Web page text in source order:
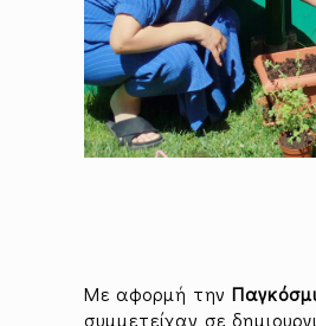
Με αφορμή την
συμμετείχαν σε